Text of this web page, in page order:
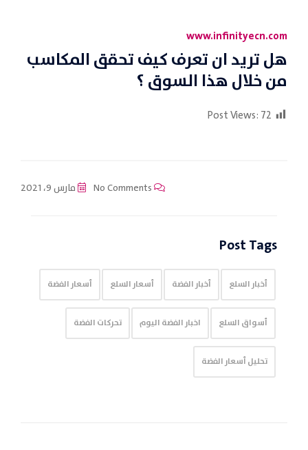
www.infinityecn.com
هل تريد ان تعرف كيف تحقق المكاسب
من خلال هذا السوق ؟
Post Views: 72
مارس 9، 2021
Post Tags
أخبار السلع أخبار الفضة أسعار السلع أسعار الفضة
أسواق السلع اخبار الفضة اليوم تحركات الفضة
تحليل أسعار الفضة